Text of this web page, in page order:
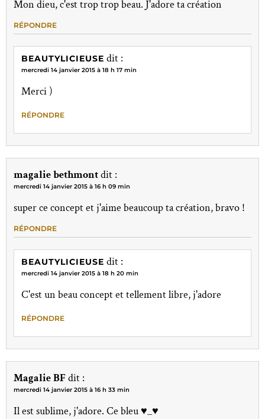
Mon dieu, c'est trop trop beau. J'adore ta création
RÉPONDRE
BEAUTYLICIEUSE dit :
mercredi 14 janvier 2015 à 18 h 17 min
Merci )
RÉPONDRE
magalie bethmontdit :
mercredi 14 janvier 2015 à 16 h 09 min
super ce concept et j'aime beaucoup ta création, bravo !
RÉPONDRE
BEAUTYLICIEUSE dit :
mercredi 14 janvier 2015 à 18 h 20 min
C'est un beau concept et tellement libre, j'adore
RÉPONDRE
Magalie BFdit :
mercredi 14 janvier 2015 à 16 h 33 min
Il est sublime, j'adore. Ce bleu ♥_♥